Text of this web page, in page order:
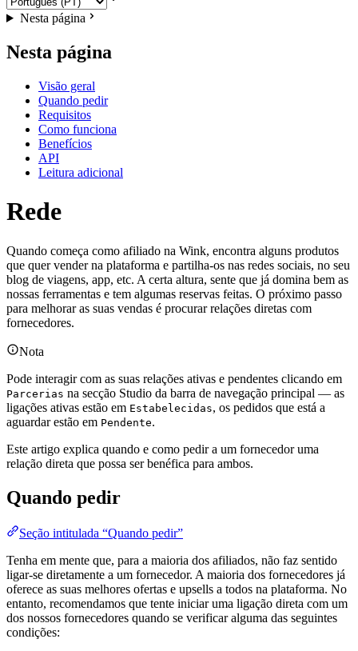
Nesta página
Nesta página
Visão geral
Quando pedir
Requisitos
Como funciona
Benefícios
API
Leitura adicional
Rede
Quando começa como afiliado na Wink, encontra alguns produtos
que quer vender na plataforma e partilha-os nas redes sociais, no seu
blog de viagens, app, etc. A certa altura, sente que já domina bem as
nossas ferramentas e tem algumas reservas feitas. O próximo passo
para melhorar as suas vendas é procurar relações diretas com
fornecedores.
Nota
Pode interagir com as suas relações ativas e pendentes clicando em
Parcerias na secção Studio da barra de navegação principal — as
ligações ativas estão em Estabelecidas, os pedidos que está a
aguardar estão em Pendente.
Este artigo explica quando e como pedir a um fornecedor uma
relação direta que possa ser benéfica para ambos.
Quando pedir
Seção intitulada “Quando pedir”
Tenha em mente que, para a maioria dos afiliados, não faz sentido
ligar-se diretamente a um fornecedor. A maioria dos fornecedores já
oferece as suas melhores ofertas e upsells a todos na plataforma. No
entanto, recomendamos que tente iniciar uma ligação direta com um
dos nossos fornecedores quando se verificar alguma das seguintes
condições: